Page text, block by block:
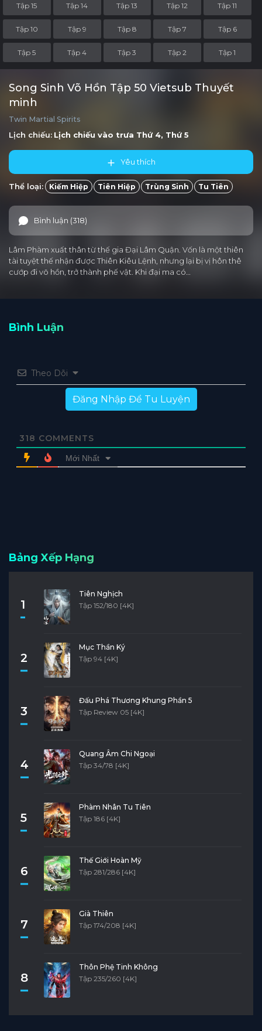
Tập 15 Tập 14 Tập 13 Tập 12 Tập 11
Tập 10 Tập 9 Tập 8 Tập 7 Tập 6
Tập 5 Tập 4 Tập 3 Tập 2 Tập 1
Song Sinh Võ Hồn Tập 50 Vietsub Thuyết
minh
Twin Martial Spirits
Lịch chiếu: Lịch chiếu vào trưa Thứ 4, Thứ 5
Yêu thích
Thể loại: Kiếm Hiệp Tiên Hiệp Trùng Sinh Tu Tiên
Bình luận (318)
Lâm Phàm xuất thân từ thế gia Đại Lâm Quận. Vốn là một thiên
tài tuyệt thế nhận được Thiên Kiêu Lệnh, nhưng lại bị vị hôn thê
cướp đi võ hồn, trở thành phế vật. Khi đại ma có…
Bình Luận
Theo Dõi
Đăng Nhập Để Tu Luyện
318 COMMENTS
Mới Nhất
Bảng Xếp Hạng
1
Tiên Nghịch
Tập 152/180 [4K]
2
Mục Thần Ký
Tập 94 [4K]
3
Đấu Phá Thương Khung Phần 5
Tập Review 05 [4K]
4
Quang Âm Chi Ngoại
Tập 34/78 [4K]
5
Phàm Nhân Tu Tiên
Tập 186 [4K]
6
Thế Giới Hoàn Mỹ
Tập 281/286 [4K]
7
Già Thiên
Tập 174/208 [4K]
8
Thôn Phệ Tinh Không
Tập 235/260 [4K]